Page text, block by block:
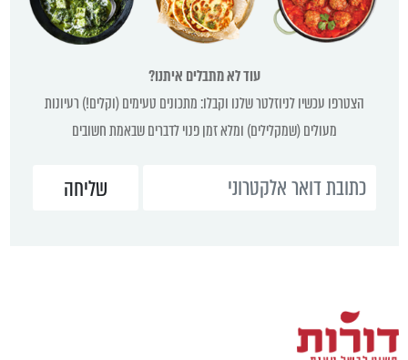
עוד לא מתבלים איתנו?
הצטרפו עכשיו לניוזלטר שלנו וקבלו: מתכונים טעימים (וקלים!) רעיונות
מעולים (שמקלילים) ומלא זמן פנוי לדברים שבאמת חשובים